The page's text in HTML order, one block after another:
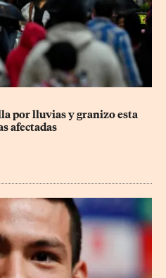
por lluvias y granizo esta
afectadas